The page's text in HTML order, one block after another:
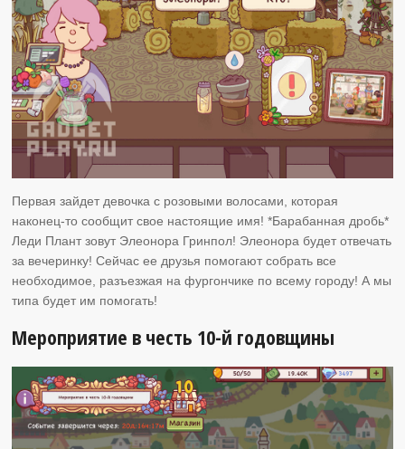
Первая зайдет девочка с розовыми волосами, которая
наконец-то сообщит свое настоящие имя! *Барабанная дробь*
Леди Плант зовут Элеонора Гринпол! Элеонора будет отвечать
за вечеринку! Сейчас ее друзья помогают собрать все
необходимое, разъезжая на фургончике по всему городу! А мы
типа будет им помогать!
Мероприятие в честь 10-й годовщины